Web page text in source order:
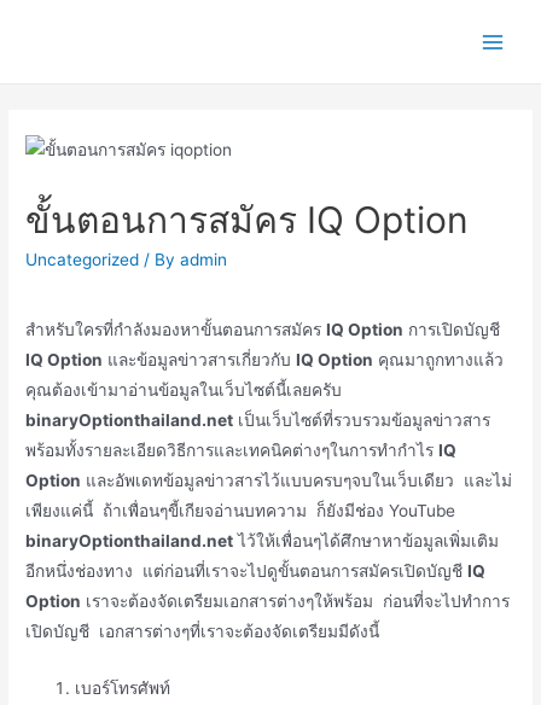
ขั้นตอนการสมัคร IQ Option
Uncategorized / Byadmin
สำหรับใครที่กำลังมองหาขั้นตอนการสมัครIQ Option การเปิดบัญชี
IQ Option และข้อมูลข่าวสารเกี่ยวกับIQ Option คุณมาถูกทางแล้ว
คุณต้องเข้ามาอ่านข้อมูลในเว็บไซต์นี้เลยครับ
binaryOptionthailand.net เป็นเว็บไซต์ที่รวบรวมข้อมูลข่าวสาร
พร้อมทั้งรายละเอียดวิธีการและเทคนิคต่างๆในการทำกำไรIQ
Option และอัพเดทข้อมูลข่าวสารไว้แบบครบๆจบในเว็บเดียว และไม่
เพียงแค่นี้ ถ้าเพื่อนๆขี้เกียจอ่านบทความ ก็ยังมีช่อง YouTube
binaryOptionthailand.netไว้ให้เพื่อนๆได้ศึกษาหาข้อมูลเพิ่มเติม
อีกหนึ่งช่องทาง แต่ก่อนที่เราจะไปดูขั้นตอนการสมัครเปิดบัญชีIQ
Option เราจะต้องจัดเตรียมเอกสารต่างๆให้พร้อม ก่อนที่จะไปทำการ
เปิดบัญชี เอกสารต่างๆที่เราจะต้องจัดเตรียมมีดังนี้
เบอร์โทรศัพท์